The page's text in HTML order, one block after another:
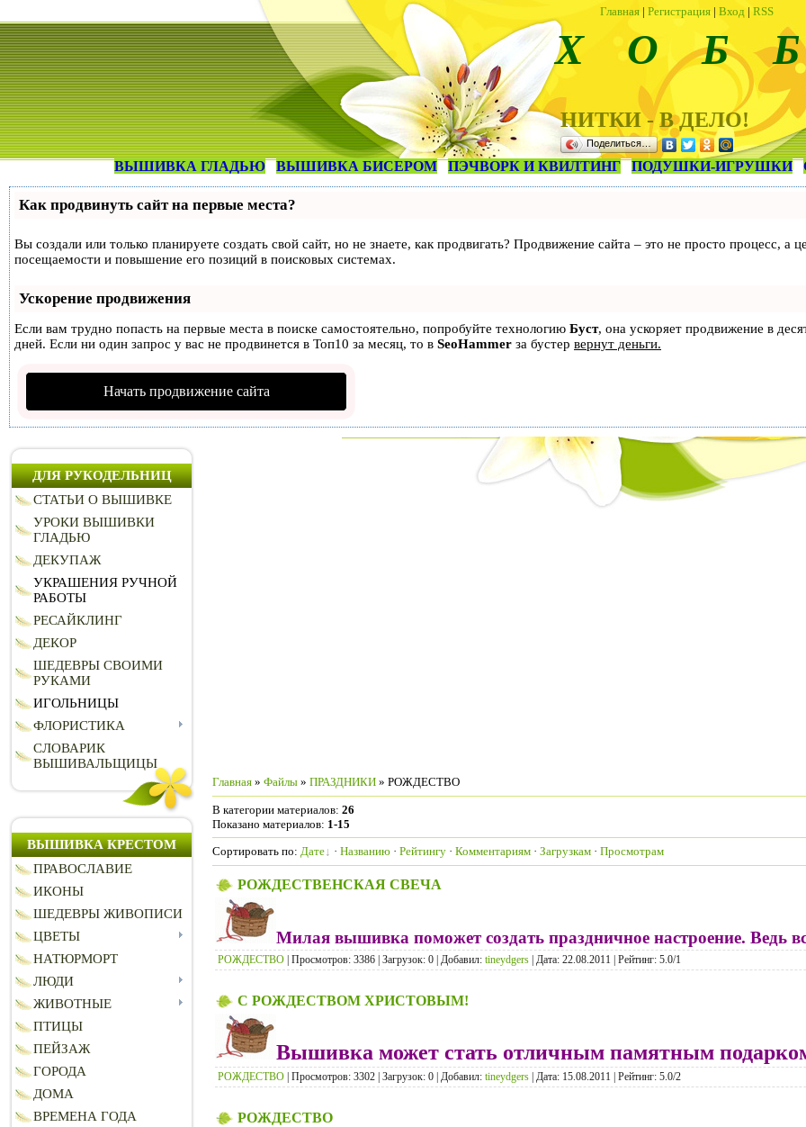
Главная | Регистрация | Вход | RSS
Х О Б
НИТКИ - В ДЕЛО!
Поделиться…
ВЫШИВКА ГЛАДЬЮ ВЫШИВКА БИСЕРОМ ПЭЧВОРК И КВИЛТИНГ ПОДУШКИ-ИГРУШКИ
Как продвинуть сайт на первые места?
Вы создали или только планируете создать свой сайт, но не знаете, как продвигать? Продвижение сайта – это не просто процесс,
посещаемости и повышение его позиций в поисковых системах.
Ускорение продвижения
Если вам трудно попасть на первые места в поиске самостоятельно, попробуйте технологию Буст, она ускоряет продвижение в
дней. Если ни один запрос у вас не продвинется в Топ10 за месяц, то в SeoHammer за бустер вернут деньги.
Начать продвижение сайта
ДЛЯ РУКОДЕЛЬНИЦ
СТАТЬИ О ВЫШИВКЕ
УРОКИ ВЫШИВКИ
ГЛАДЬЮ
ДЕКУПАЖ
УКРАШЕНИЯ РУЧНОЙ
РАБОТЫ
РЕСАЙКЛИНГ
ДЕКОР
ШЕДЕВРЫ СВОИМИ
РУКАМИ
ИГОЛЬНИЦЫ
ФЛОРИСТИКА
СЛОВАРИК
ВЫШИВАЛЬЩИЦЫ
ВЫШИВКА КРЕСТОМ
ПРАВОСЛАВИЕ
ИКОНЫ
ШЕДЕВРЫ ЖИВОПИСИ
ЦВЕТЫ
НАТЮРМОРТ
ЛЮДИ
ЖИВОТНЫЕ
ПТИЦЫ
ПЕЙЗАЖ
ГОРОДА
ДОМА
ВРЕМЕНА ГОДА
Главная » Файлы » ПРАЗДНИКИ » РОЖДЕСТВО
В категории материалов: 26
Показано материалов: 1-15
Сортировать по: Дате · Названию · Рейтингу · Комментариям · Загрузкам · Просмотрам
РОЖДЕСТВЕНСКАЯ СВЕЧА
Милая вышивка поможет создать праздничное настроение. Ведь
РОЖДЕСТВО | Просмотров: 3386 | Загрузок: 0 | Добавил: tineydgers | Дата: 22.08.2011 | Рейтинг: 5.0/1
С РОЖДЕСТВОМ ХРИСТОВЫМ!
Вышивка может стать отличным памятным
РОЖДЕСТВО | Просмотров: 3302 | Загрузок: 0 | Добавил: tineydgers | Дата: 15.08.2011 | Рейтинг: 5.0/2
РОЖДЕСТВО